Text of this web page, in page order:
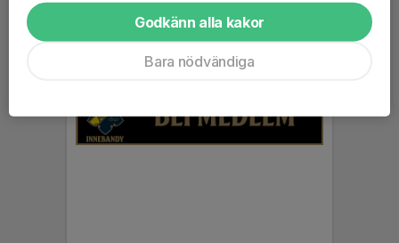
Godkänn alla kakor
Bara nödvändiga